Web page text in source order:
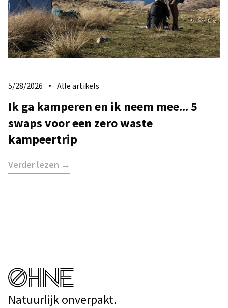
5/28/2026 Alle artikels
Ik ga kamperen en ik neem mee... 5
swaps voor een zero waste
kampeertrip
Verder lezen →
Natuurlijk onverpakt.